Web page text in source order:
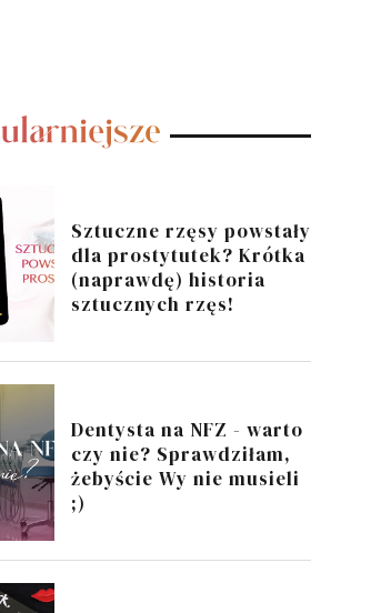
POSTY
Sztuczne rzęsy powstały
dla prostytutek? Krótka
(naprawdę) historia
sztucznych rzęs!
Dentysta na NFZ - warto
czy nie? Sprawdziłam,
żebyście Wy nie musieli
;)